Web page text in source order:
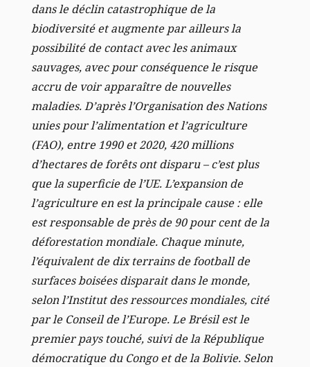
dans le déclin catastrophique de la
biodiversité et augmente par ailleurs la
possibilité de contact avec les animaux
sauvages, avec pour conséquence le risque
accru de voir apparaître de nouvelles
maladies.D’après l’Organisation des Nations
unies pour l’alimentation et l’agriculture
(FAO), entre 1990 et 2020, 420 millions
d’hectares de forêts ont disparu – c’est plus
que la superficie de l’UE. L’expansion de
l’agriculture en est la principale cause : elle
est responsable de près de 90 pour cent de la
déforestation mondiale. Chaque minute,
l’équivalent de dix terrains de football de
surfaces boisées disparait dans le monde,
selon l’Institut des ressources mondiales, cité
par le Conseil de l’Europe. Le Brésil est le
premier pays touché, suivi de la République
démocratique du Congo et de la Bolivie. Selon